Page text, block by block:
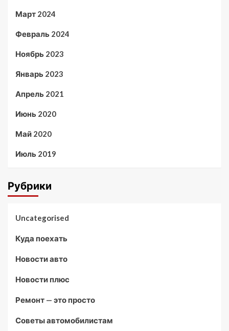
Март 2024
Февраль 2024
Ноябрь 2023
Январь 2023
Апрель 2021
Июнь 2020
Май 2020
Июль 2019
Рубрики
Uncategorised
Куда поехать
Новости авто
Новости плюс
Ремонт — это просто
Советы автомобилистам